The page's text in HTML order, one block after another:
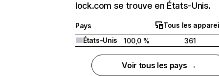
lock.com se trouve en États-Unis.
Pays
Tous les
États-Unis
100,0 % 361
Voir tous les pays →